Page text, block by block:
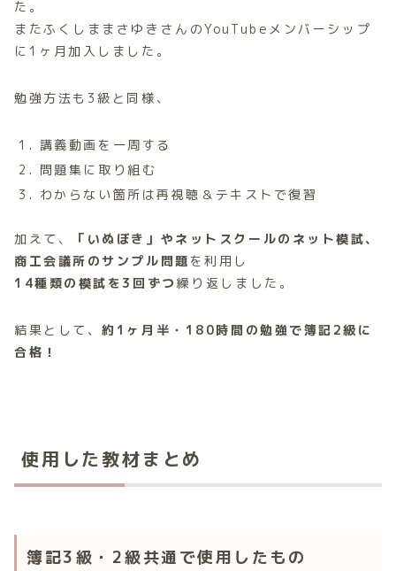
た。
またふくしままさゆきさんのYouTubeメンバーシップ
に1ヶ月加入しました。
勉強方法も3級と同様、
講義動画を一周する
問題集に取り組む
わからない箇所は再視聴＆テキストで復習
加えて、
「いぬぼき」やネットスクールのネット模試、
商工会議所のサンプル問題 を利用し
14種類の模試を3回ずつ 繰り返しました。
結果として、約1ヶ月半・180時間の勉強で簿記2級に
合格！
使用した教材まとめ
簿記3級・2級共通で使用したもの